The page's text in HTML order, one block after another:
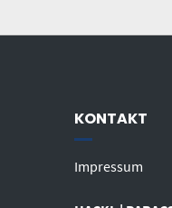
KONTAKT
Impressum